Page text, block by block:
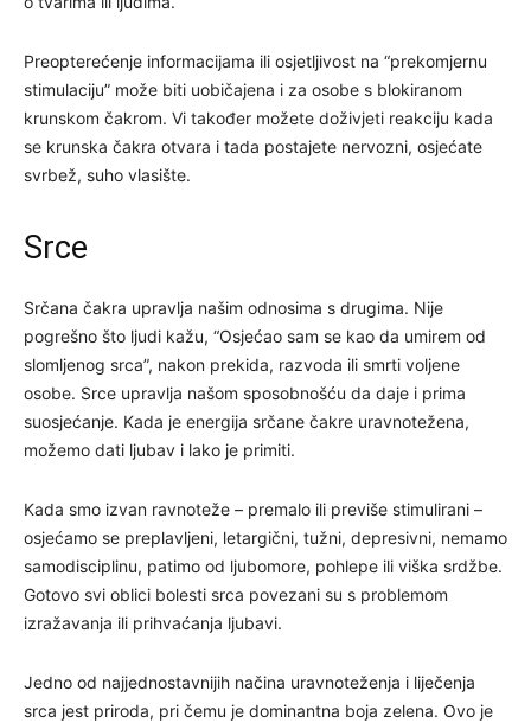
Preopterećenje informacijama ili osjetljivost na “prekomjernu
stimulaciju” može biti uobičajena i za osobe s blokiranom
krunskom čakrom. Vi također možete doživjeti reakciju kada
se krunska čakra otvara i tada postajete nervozni, osjećate
svrbež, suho vlasište.
Srce
Srčana čakra upravlja našim odnosima s drugima. Nije
pogrešno što ljudi kažu, “Osjećao sam se kao da umirem od
slomljenog srca”, nakon prekida, razvoda ili smrti voljene
osobe. Srce upravlja našom sposobnošću da daje i prima
suosjećanje. Kada je energija srčane čakre uravnotežena,
možemo dati ljubav i lako je primiti.
Kada smo izvan ravnoteže – premalo ili previše stimulirani –
osjećamo se preplavljeni, letargični, tužni, depresivni, nemamo
samodisciplinu, patimo od ljubomore, pohlepe ili viška srdžbe.
Gotovo svi oblici bolesti srca povezani su s problemom
izražavanja ili prihvaćanja ljubavi.
Jedno od najjednostavnijih načina uravnoteženja i liječenja
srca jest priroda, pri čemu je dominantna boja zelena. Ovo je